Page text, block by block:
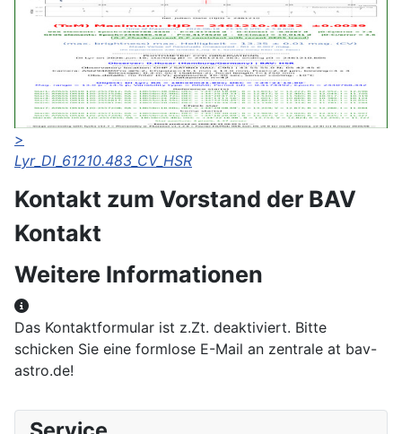
>
Lyr_DI_61210.483_CV_HSR
Kontakt zum Vorstand der BAV
Kontakt
Weitere Informationen
Weitere Informationen
Das Kontaktformular ist z.Zt. deaktiviert. Bitte
schicken Sie eine formlose E-Mail an zentrale at bav-
astro.de!